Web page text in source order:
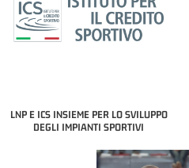
LNP E ICS INSIEME PER LO SVILUPPO
DEGLI IMPIANTI SPORTIVI